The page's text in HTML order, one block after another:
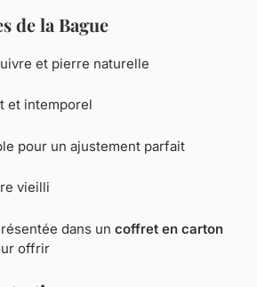
de la Bague
et pierre naturelle
et intemporel
pour un ajustement parfait
vieilli
dans uncoffret en carton
offrir